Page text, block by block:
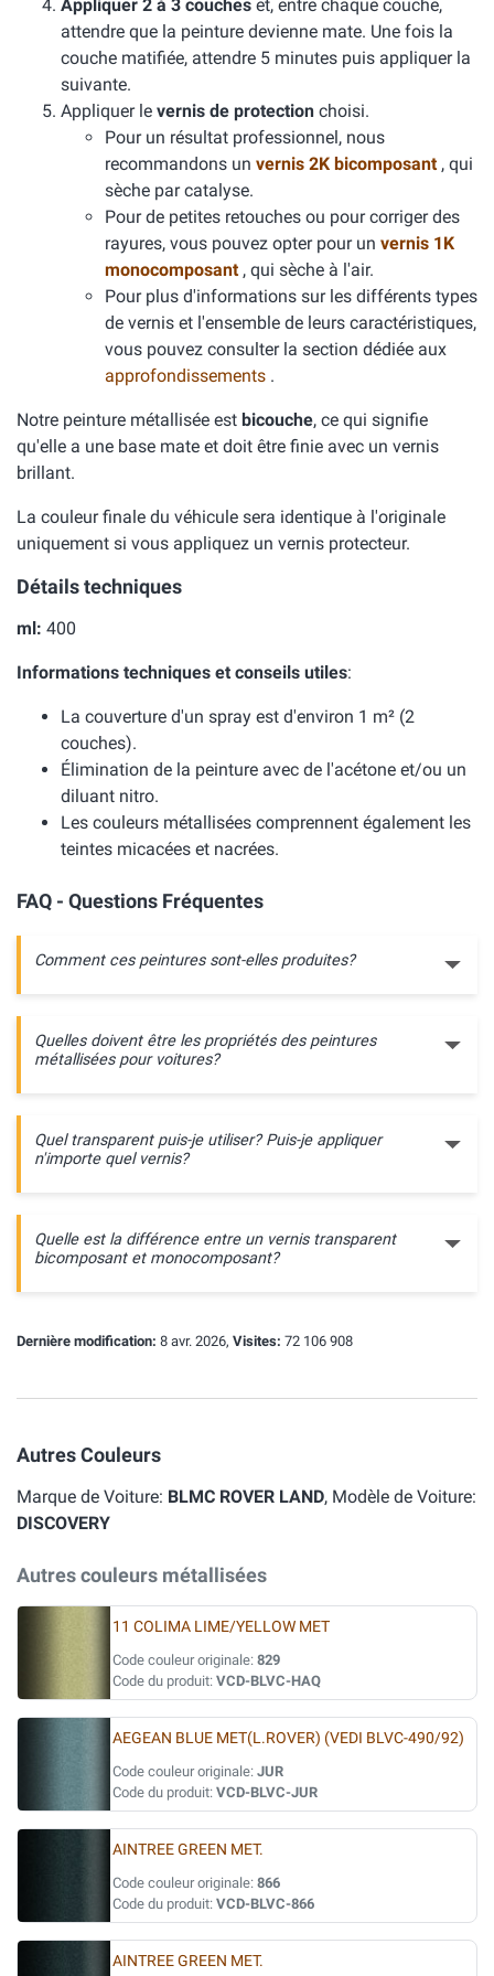
Appliquer 2 à 3 couches et, entre chaque couche,
attendre que la peinture devienne mate. Une fois la
couche matifiée, attendre 5 minutes puis appliquer la
suivante.
Appliquer le vernis de protection choisi.
Pour un résultat professionnel, nous
recommandons un vernis 2K bicomposant , qui
sèche par catalyse.
Pour de petites retouches ou pour corriger des
rayures, vous pouvez opter pour un vernis 1K
monocomposant , qui sèche à l'air.
Pour plus d'informations sur les différents types
de vernis et l'ensemble de leurs caractéristiques,
vous pouvez consulter la section dédiée aux
approfondissements .
Notre peinture métallisée est bicouche, ce qui signifie
qu'elle a une base mate et doit être finie avec un vernis
brillant.
La couleur finale du véhicule sera identique à l'originale
uniquement si vous appliquez un vernis protecteur.
Détails techniques
ml: 400
Informations techniques et conseils utiles:
La couverture d'un spray est d'environ 1 m² (2
couches).
Élimination de la peinture avec de l'acétone et/ou un
diluant nitro.
Les couleurs métallisées comprennent également les
teintes micacées et nacrées.
FAQ - Questions Fréquentes
Comment ces peintures sont-elles produites?
Quelles doivent être les propriétés des peintures
métallisées pour voitures?
Quel transparent puis-je utiliser? Puis-je appliquer
n'importe quel vernis?
Quelle est la différence entre un vernis transparent
bicomposant et monocomposant?
Dernière modification: 8 avr. 2026, Visites: 72 106 908
Autres Couleurs
Marque de Voiture: BLMC ROVER LAND, Modèle de Voiture:
DISCOVERY
Autres couleurs métallisées
11 COLIMA LIME/YELLOW MET
Code couleur originale: 829
Code du produit: VCD-BLVC-HAQ
AEGEAN BLUE MET(L.ROVER) (VEDI BLVC-490/92)
Code couleur originale: JUR
Code du produit: VCD-BLVC-JUR
AINTREE GREEN MET.
Code couleur originale: 866
Code du produit: VCD-BLVC-866
AINTREE GREEN MET.